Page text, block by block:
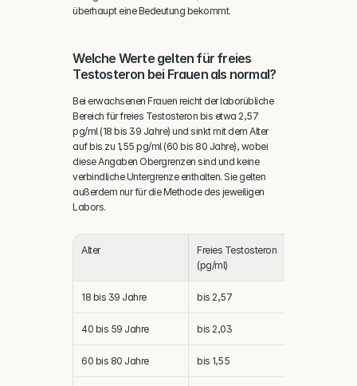
überhaupt eine Bedeutung bekommt.
Welche Werte gelten für freies
Testosteron bei Frauen als normal?
Bei erwachsenen Frauen reicht der laborübliche
Bereich für freies Testosteron bis etwa 2,57
pg/ml (18 bis 39 Jahre) und sinkt mit dem Alter
auf bis zu 1,55 pg/ml (60 bis 80 Jahre), wobei
diese Angaben Obergrenzen sind und keine
verbindliche Untergrenze enthalten. Sie gelten
außerdem nur für die Methode des jeweiligen
Labors.
Alter
Freies Testosteron
(pg/ml)
18 bis 39 Jahre bis 2,57
40 bis 59 Jahre bis 2,03
60 bis 80 Jahre bis 1,55